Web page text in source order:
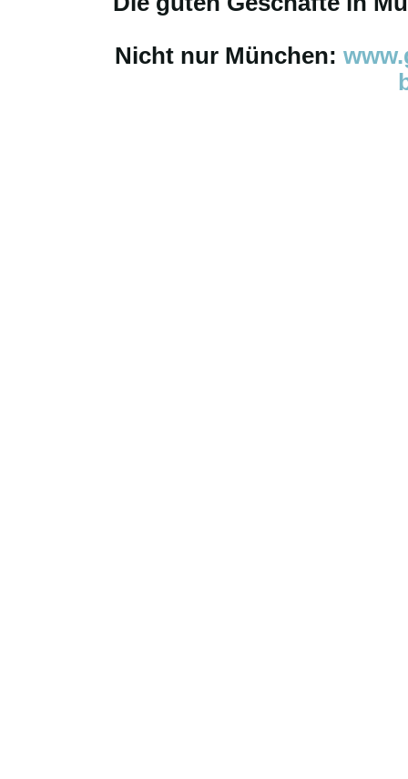
Nicht nur München: